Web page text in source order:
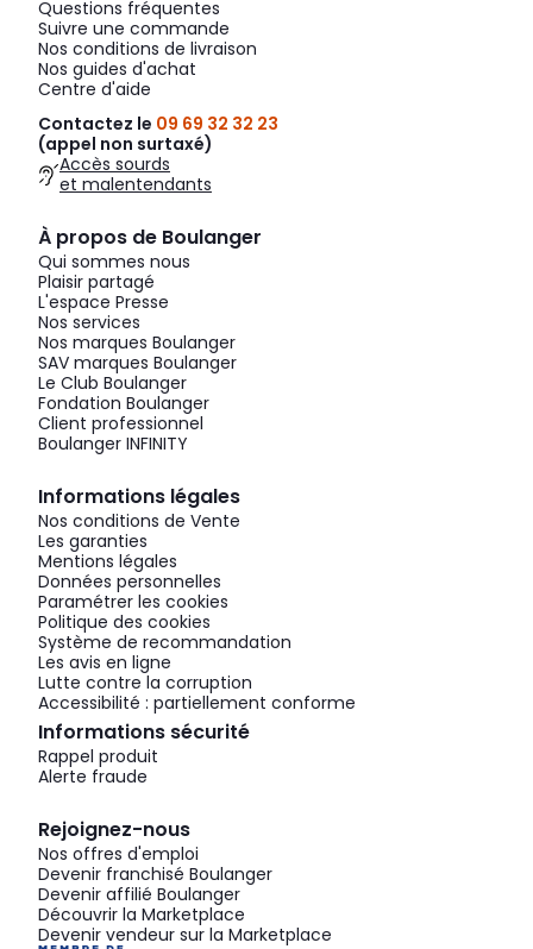
Questions fréquentes
Suivre une commande
Nos conditions de livraison
Nos guides d'achat
Centre d'aide
Contactez le 09 69 32 32 23
(appel non surtaxé)
Accès sourds
et malentendants
À propos de Boulanger
Qui sommes nous
Plaisir partagé
L'espace Presse
Nos services
Nos marques Boulanger
SAV marques Boulanger
Le Club Boulanger
Fondation Boulanger
Client professionnel
Boulanger INFINITY
Informations légales
Nos conditions de Vente
Les garanties
Mentions légales
Données personnelles
Paramétrer les cookies
Politique des cookies
Système de recommandation
Les avis en ligne
Lutte contre la corruption
Accessibilité : partiellement conforme
Informations sécurité
Rappel produit
Alerte fraude
Rejoignez-nous
Nos offres d'emploi
Devenir franchisé Boulanger
Devenir affilié Boulanger
Découvrir la Marketplace
Devenir vendeur sur la Marketplace